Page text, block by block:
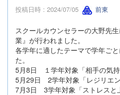
投稿日時 : 2024/07/05 前東
スクールカウンセラーの大野先
業』が行われました。
各学年に適したテーマで学年ご
た。
5月8日 １学年対象「相手の気持
5月29日 2学年対象「レジリエン
7月3日 3学年対象「ストレスと